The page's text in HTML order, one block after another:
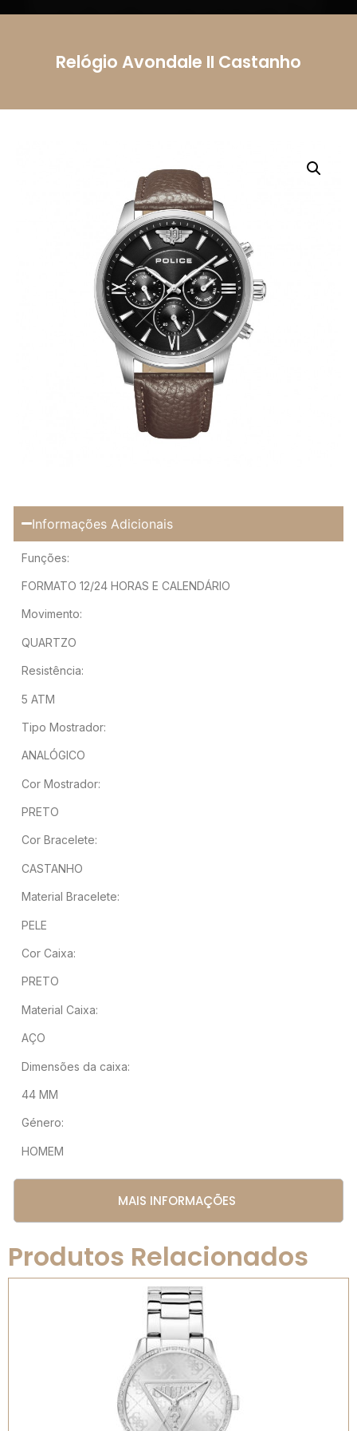
Relógio Avondale II Castanho
Informações Adicionais
Funções:
FORMATO 12/24 HORAS E CALENDÁRIO
Movimento:
QUARTZO
Resistência:
5 ATM
Tipo Mostrador:
ANALÓGICO
Cor Mostrador:
PRETO
Cor Bracelete:
CASTANHO
Material Bracelete:
PELE
Cor Caixa:
PRETO
Material Caixa:
AÇO
Dimensões da caixa:
44 MM
Género:
HOMEM
MAIS INFORMAÇÕES
Produtos Relacionados
Mensagem
Enviar